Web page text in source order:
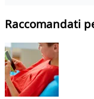
Raccomandati